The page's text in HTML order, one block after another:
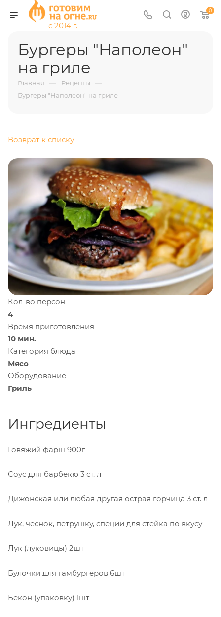
0
Бургеры "Наполеон"
на гриле
Главная — Рецепты —
Бургеры "Наполеон" на гриле
Возврат к списку
Кол-во персон
4
Время приготовления
10 мин.
Категория блюда
Мясо
Оборудование
Гриль
Ингредиенты
Говяжий фарш 900г
Соус для барбекю 3 ст. л
Дижонская или любая другая острая горчица 3 ст. л
Лук, чеснок, петрушку, специи для стейка по вкусу
Лук (луковицы) 2шт
Булочки для гамбургеров 6шт
Бекон (упаковку) 1шт